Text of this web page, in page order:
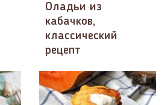
Оладьи из
кабачков,
классический
рецепт